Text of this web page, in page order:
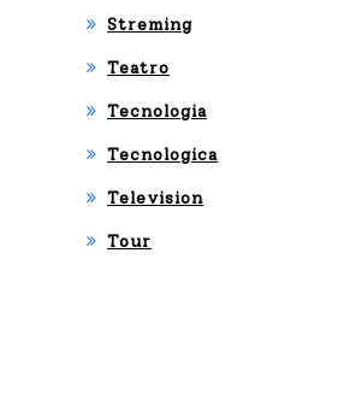
Streming
Teatro
Tecnologia
Tecnologica
Television
Tour